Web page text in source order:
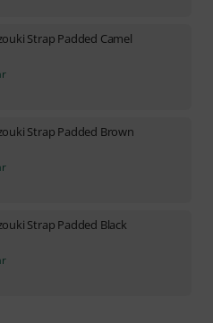
Strap Padded Camel
Strap Padded Brown
Strap Padded Black